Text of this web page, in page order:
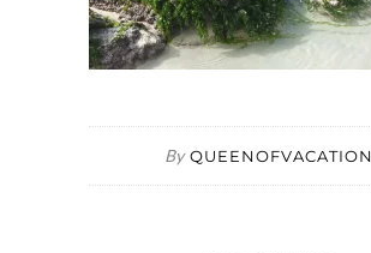
By QUEENOFVACATION